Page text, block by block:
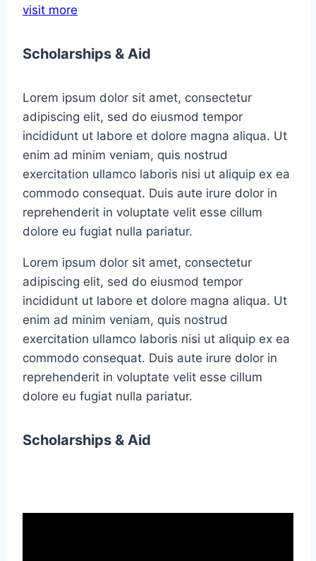
visit more
Scholarships & Aid
Lorem ipsum dolor sit amet, consectetur
adipiscing elit, sed do eiusmod tempor
incididunt ut labore et dolore magna aliqua. Ut
enim ad minim veniam, quis nostrud
exercitation ullamco laboris nisi ut aliquip ex ea
commodo consequat. Duis aute irure dolor in
reprehenderit in voluptate velit esse cillum
dolore eu fugiat nulla pariatur.
Lorem ipsum dolor sit amet, consectetur
adipiscing elit, sed do eiusmod tempor
incididunt ut labore et dolore magna aliqua. Ut
enim ad minim veniam, quis nostrud
exercitation ullamco laboris nisi ut aliquip ex ea
commodo consequat. Duis aute irure dolor in
reprehenderit in voluptate velit esse cillum
dolore eu fugiat nulla pariatur.
Scholarships & Aid